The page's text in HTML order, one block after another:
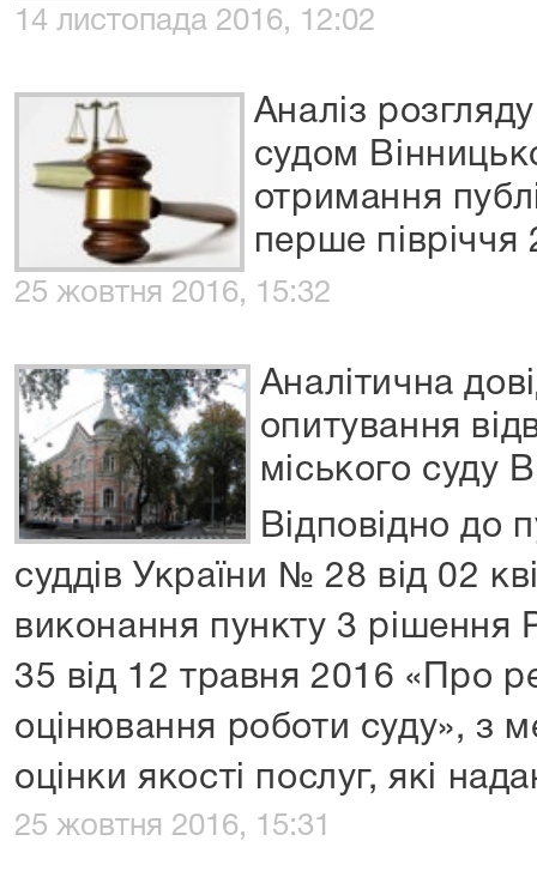
14 листопада 2016, 12:02
Аналіз
судом
отримання
перше півріччя
25 жовтня 2016, 15:32
Аналітична
опитування
міського суду
Відповідно до
суддів України № 28 від 02
виконання пункту 3 рішення
35 від 12 травня 2016 «Про
оцінювання роботи суду», з
оцінки якості послуг, які
25 жовтня 2016, 15:31